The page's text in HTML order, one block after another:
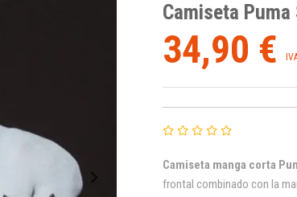
Camiseta
34,90 €
Camiseta manga corta
frontal combinado con la